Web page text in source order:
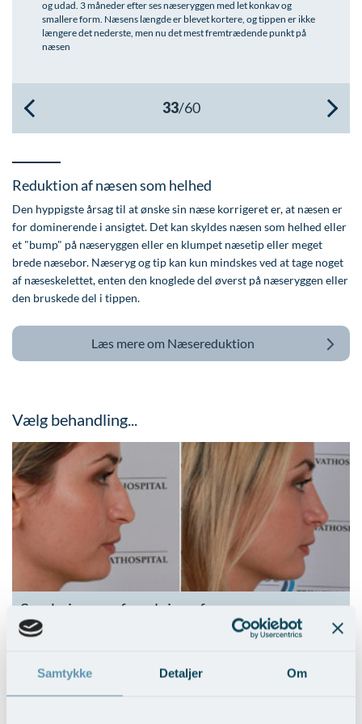
Samtykke Detaljer Om
Øre-næse-hals
og udad. 3 måneder efter ses næseryggen med let konkav og
smallere form. Næsens længde er blevet kortere, og tippen er ikke
længere det nederste, men nu det mest fremtrædende punkt på
næsen
Reduktion af næsen som helhed
Den hyppigste årsag til at ønske sin næse korrigeret er, at næsen er
for dominerende i ansigtet. Det kan skyldes næsen som helhed eller
et "bump" på næseryggen eller en klumpet næsetip eller meget
brede næsebor. Næseryg og tip kan kun mindskes ved at tage noget
af næseskelettet, enten den knoglede del øverst på næseryggen eller
den bruskede del i tippen.
Læs mere om Næsereduktion
Vælg behandling...
Sænkning og afsmalning af næseryg
Vis behandlingseksempler